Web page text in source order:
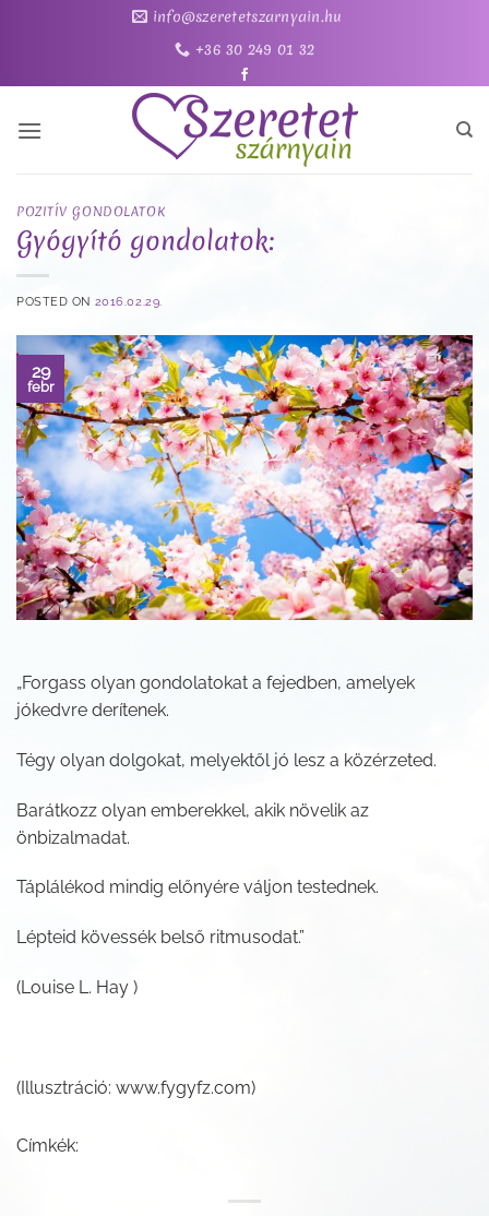
info@szeretetszarnyain.hu
+36 30 249 01 32
POZITÍV GONDOLATOK
Gyógyító gondolatok:
POSTED ON 2016.02.29.
29
febr
„Forgass olyan gondolatokat a fejedben, amelyek
jókedvre derítenek.
Tégy olyan dolgokat, melyektől jó lesz a közérzeted.
Barátkozz olyan emberekkel, akik növelik az
önbizalmadat.
Táplálékod mindig előnyére váljon testednek.
Lépteid kövessék belső ritmusodat.”
(Louise L. Hay )
(Illusztráció: www.fygyfz.com)
Címkék: